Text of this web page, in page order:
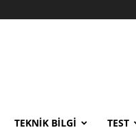
TEKNİK BİLGİ TEST